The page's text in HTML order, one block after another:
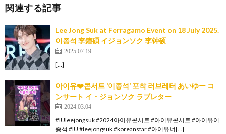
関連する記事
Lee Jong Suk at Ferragamo Event on 18 July 2025.
이종석 李鐘碩 イジョンソク 李钟硕
2025.07.19
[…]
아이유❤️콘서트 ‘이종석’ 포착 러브레터 あいゆー コ
ンサート イ・ジョンソク ラブレター
2024.03.04
#IUleejongsuk #2024아이유콘서트 #아이유콘서트 #아이유이
종석 #IU #leejongsuk #koreanstar #아이유너[…]